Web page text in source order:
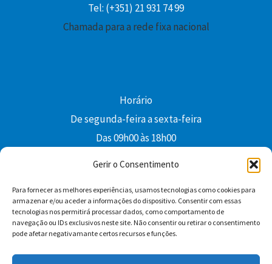
Gerir o Consentimento
Para fornecer as melhores experiências, usamos tecnologias como cookies para
armazenar e/ou aceder a informações do dispositivo. Consentir com essas
tecnologias nos permitirá processar dados, como comportamento de
navegação ou IDs exclusivos neste site. Não consentir ou retirar o consentimento
pode afetar negativamante certos recursos e funções.
Tel: (+351) 21 931 74 99
Chamada para a rede fixa nacional
Horário
De segunda-feira a sexta-feira
Das 09h00 às 18h00
Facebook YouTube Instagram
Whatsapp
Condições Gerais de Venda